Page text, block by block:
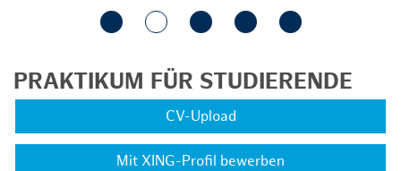
PRAKTIKUM FÜR STUDIERENDE
CV-Upload
Mit XING-Profil bewerben